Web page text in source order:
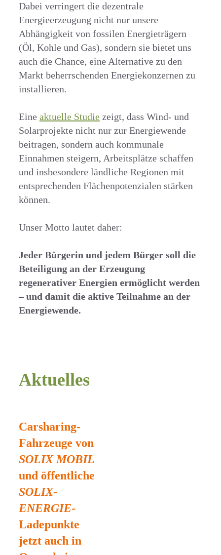
Dabei verringert die dezentrale
Energieerzeugung nicht nur unsere
Abhängigkeit von fossilen Energieträgern
(Öl, Kohle und Gas), sondern sie bietet uns
auch die Chance, eine Alternative zu den
Markt beherrschenden Energiekonzernen zu
installieren.
Eine aktuelle Studie zeigt, dass Wind- und
Solarprojekte nicht nur zur Energiewende
beitragen, sondern auch kommunale
Einnahmen steigern, Arbeitsplätze schaffen
und insbesondere ländliche Regionen mit
entsprechenden Flächenpotenzialen stärken
können.
Unser Motto lautet daher:
Jeder Bürgerin und jedem Bürger soll die
Beteiligung an der Erzeugung
regenerativer Energien ermöglicht werden
– und damit die aktive Teilnahme an der
Energiewende.
Aktuelles
Carsharing-
Fahrzeuge von
SOLIX MOBIL
und öffentliche
SOLIX-
ENERGIE-
Ladepunkte
jetzt auch in